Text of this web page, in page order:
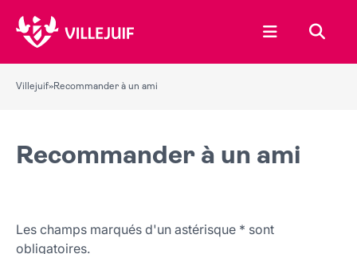
Ouvrir le
Villejuif»Recommander à un ami
Recommander à un ami
Les champs marqués d'un astérisque * sont
obligatoires.